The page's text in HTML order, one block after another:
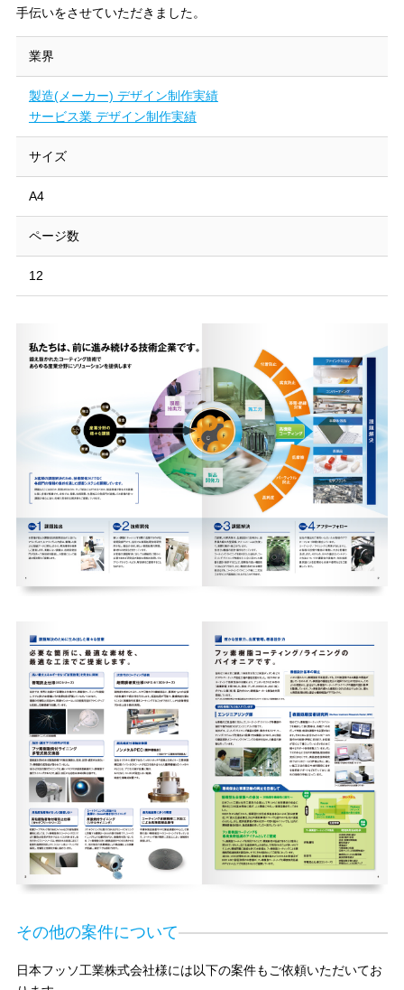
手伝いをさせていただきました。
業界
製造(メーカー) デザイン制作実績
サービス業 デザイン制作実績
サイズ
A4
ページ数
12
その他の案件について
日本フッソ工業株式会社様には以下の案件もご依頼いただいてお